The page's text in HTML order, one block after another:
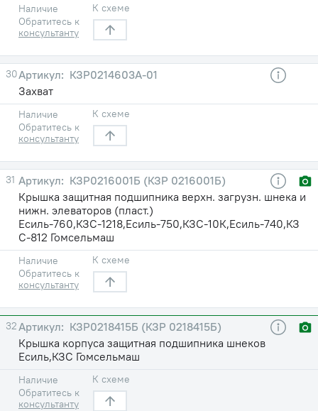
Наличие
Обратитесь к
консультанту
К схеме
30
КЗР0214603А-01
Захват
Наличие
Обратитесь к
консультанту
К схеме
31
КЗР0216001Б (КЗР 0216001Б)
Крышка защитная подшипника верхн. загрузн. шнека и
нижн. элеваторов (пласт.)
Есиль-760,КЗС-1218,Есиль-750,КЗС-10К,Есиль-740,КЗ
С-812 Гомсельмаш
Наличие
Обратитесь к
консультанту
К схеме
32
КЗР0218415Б (КЗР 0218415Б)
Крышка корпуса защитная подшипника шнеков
Есиль,КЗС Гомсельмаш
Наличие
Обратитесь к
консультанту
К схеме